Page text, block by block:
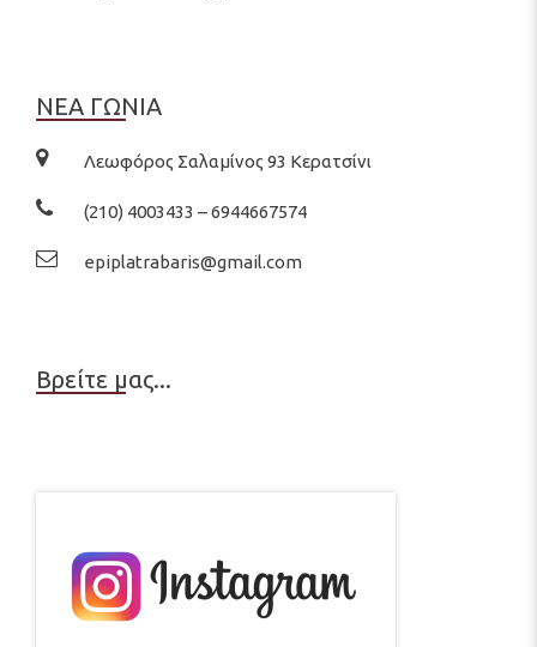
ΝΕΑ ΓΩΝΙΑ
Λεωφόρος Σαλαμίνος 93 Κερατσίνι
(210) 4003433 – 6944667574
epiplatrabaris@gmail.com
Βρείτε μας...